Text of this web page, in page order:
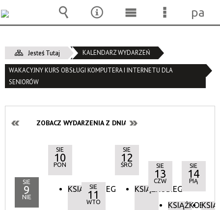
Jesteś Tutaj KALENDARZ WYDARZEŃ
WAKACYJNY KURS OBSŁUGI KOMPUTERA I INTERNETU DLA
SENIORÓW
ZOBACZ WYDARZENIA Z DNIA:
SIE
9
NIE
SIE
10
PON
KSIĄŻKOBIEG
SIE
11
WTO
SIE
12
ŚRO
KSIĄŻKOBIEG
SIE
13
CZW
KSIĄŻKOBIEG
SIE
14
PIĄ
Wyszukiwarka
Narzędzia
MenuMenu